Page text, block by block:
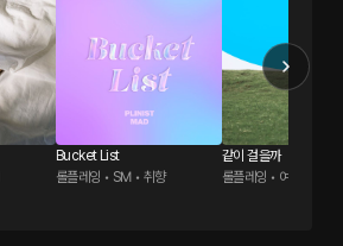
Bucket List
롤플레잉 • SM • 취향
같이 걸을까
롤플레잉 • 여행 • 힐링